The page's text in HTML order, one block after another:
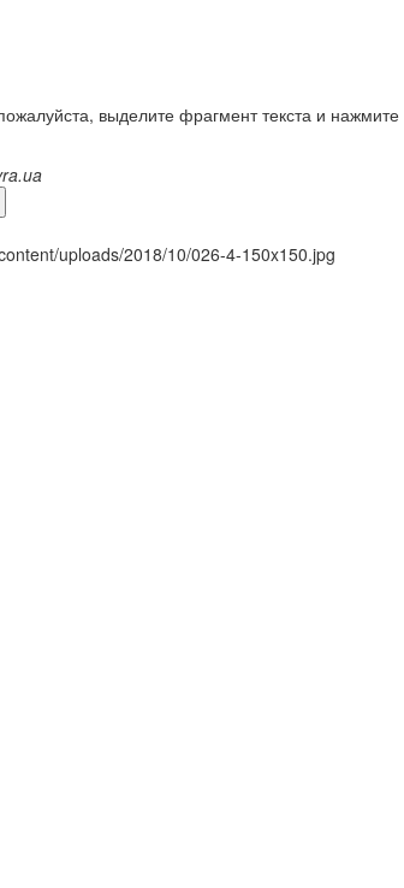
выделите фрагмент текста и нажмите
uploads/2018/10/026-4-150x150.jpg